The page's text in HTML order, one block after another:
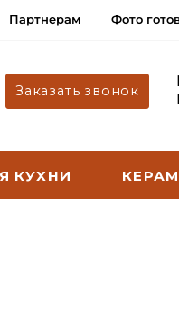
Партнерам Фото
Заказать звонок
КУХНИ